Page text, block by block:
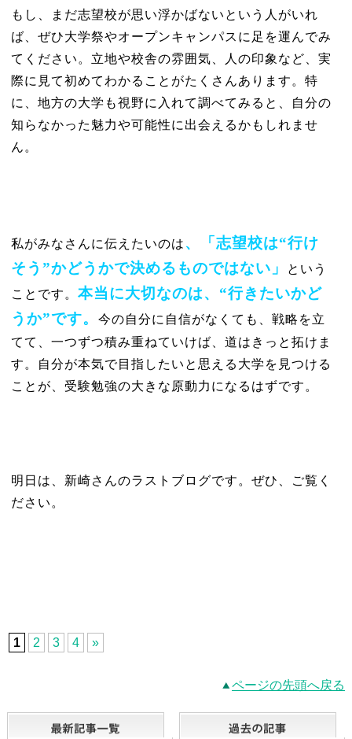
もし、まだ志望校が思い浮かばないという人がいれ
ば、ぜひ大学祭やオープンキャンパスに足を運んでみ
てください。立地や校舎の雰囲気、人の印象など、実
際に見て初めてわかることがたくさんあります。特
に、地方の大学も視野に入れて調べてみると、自分の
知らなかった魅力や可能性に出会えるかもしれませ
ん。
私がみなさんに伝えたいのは 、「志望校は“行け
そう”かどうかで決めるものではない」
という
ことです。 本当に大切なのは、“行きたいかど
うか”です。
今の自分に自信がなくても、戦略を立
てて、一つずつ積み重ねていけば、道はきっと拓けま
す。自分が本気で目指したいと思える大学を見つける
ことが、受験勉強の大きな原動力になるはずです。
明日は、新崎さんのラストブログです。ぜひ、ご覧く
ださい。
1 2 3 4 »
ページの先頭へ戻る
最新記事一覧